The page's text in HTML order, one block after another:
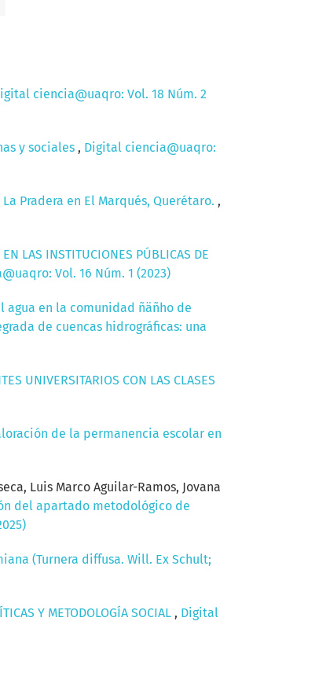
ciencia@uaqro: Vol. 18 Núm. 2
y sociales , Digital ciencia@uaqro:
Pradera en El Marqués, Querétaro. ,
LAS INSTITUCIONES PÚBLICAS DE
Vol. 16 Núm. 1 (2023)
agua en la comunidad ñäñho de
de cuencas hidrográficas: una
UNIVERSITARIOS CON LAS CLASES
de la permanencia escolar en
Luis Marco Aguilar-Ramos, Jovana
del apartado metodológico de
(Turnera diffusa. Will. Ex Schult;
Y METODOLOGÍA SOCIAL , Digital